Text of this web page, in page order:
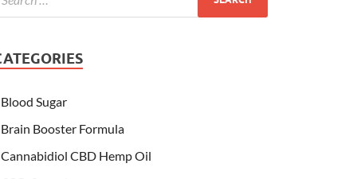
Blood Sugar
Brain Booster Formula
Cannabidiol CBD Hemp Oil